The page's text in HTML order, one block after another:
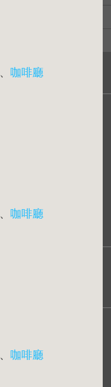
咖啡廳
咖啡廳
咖啡廳